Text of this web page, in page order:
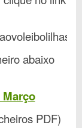
abaixo
Março
PDF)